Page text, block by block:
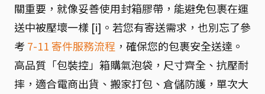
關重要，就像妥善使用封箱膠帶，能避免包裹在運
送中被壓壞一樣 [i]。若您有寄送需求，也別忘了參
考 7-11 寄件服務流程 ，確保您的包裹安全送達。
高品質「包裝控」箱購氣泡袋，尺寸齊全、抗壓耐
摔，適合電商出貨、搬家打包、倉儲防護，單次大